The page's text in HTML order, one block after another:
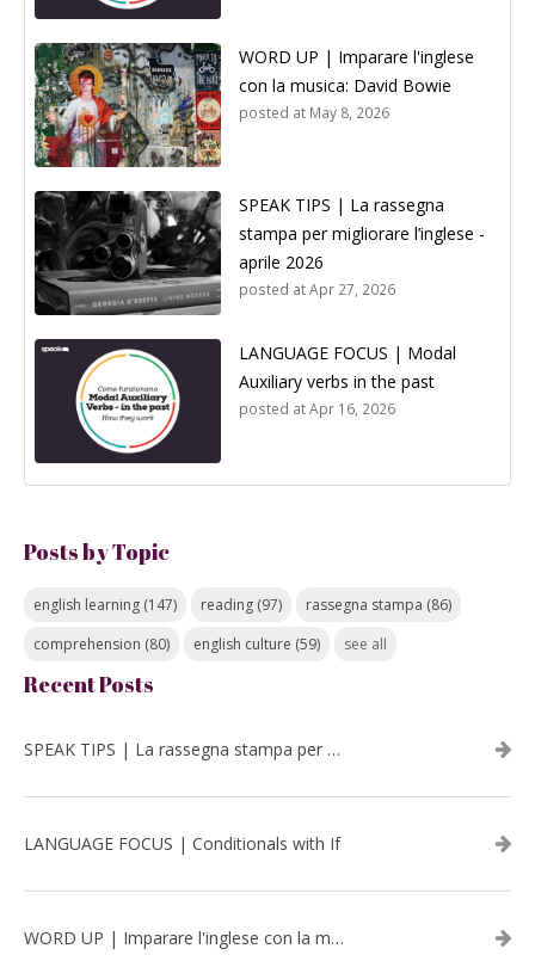
WORD UP | Imparare l'inglese
con la musica: David Bowie
posted at May 8, 2026
SPEAK TIPS | La rassegna
stampa per migliorare l’inglese -
aprile 2026
posted atApr 27, 2026
LANGUAGE FOCUS | Modal
Auxiliary verbs in the past
posted atApr 16, 2026
Posts by Topic
english learning (147) reading (97) rassegna stampa (86)
comprehension (80) english culture (59) see all
Recent Posts
SPEAK TIPS | La rassegna stampa per migliorare l’inglese - luglio 2026
LANGUAGE FOCUS | Conditionals with If
WORD UP | Imparare l'inglese con la musica: David Bowie